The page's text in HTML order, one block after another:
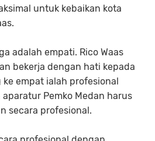
untuk kebaikan kota
adalah empati. Rico Waas
bekerja dengan hati kepada
ke empat ialah profesional
Pemko Medan harus
secara profesional.